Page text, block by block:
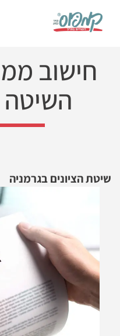
content
חישוב
השיטה
שיטת הציונים בגרמניה